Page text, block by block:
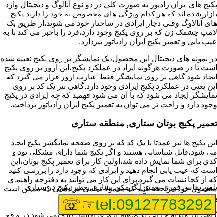
پکیج های ایران رادیور به صورت کلی در دو نوع آنالوگ و دیجیتال وارد
بازار شده اند که هر کدام ویژگی های مخصوص به خود را دارند.پکیج
های آنالاوگ وقتی دچار ایرادی در ساختار خود می شوند،از طریق یک
لامپ چشمک زن که بر روی پکیج وجود دارد،فرد را باخبر می کند تا به
عیب یابی و تعمیر پکیج ایران رادیاتور بپردازد.
در نمونه های دیجیتال این محصول،یک نمایشگر بر روی پکیج تعبیه شده
است تا در صورت هرگونه ایراد در عملکرد پکیج،این ارور بر روی پکیج
ایجاد شود.گاهی بر روی نمایشگر فقط عبارت ارور قرار می گیرد که
این یعنی در عملکرد پکیج ایرادی وجود دارد.گاهی نیز یک کد بر روی
نمایشگر ایجاد می شود که با آن می شود فهمید که چه ایرادی در پکیج
وجود دارد و راحت تر می توان به تعمیر پکیج ایران رادیاتور پرداخت.
تعمیر پکیج بوتان ستاری, منطقه ستاری
این پکیج ها نیز عمدتا با یک کد که بر روی صفحه نمایگشر پکیج ایجاد
می شود،قابل شناسایی هستند و اگر پکیج شما دارای مشکلی بود و
کدی برای شما نمایش داده شد،اولین کار برای تعمیر پکیج بوتان،این
است که عیب یابی انجام دهید و ایرادی که وجود دارد را بررسی کنید
که از کجا نشات می گیرد.برای این کار می توانید به دفترچه راهنمای
محصول خود مراجعه کنید که معمولا تمامی ایرادهایی که ممکن است
برای پکیج پیش بیاید در آن قرار گرفته است.
گاهی نیز هنگام خرابی پکیج،هیچ اروری نمایش داده نمی شود.در واقع
تلفن تماس فوریتعمیر آبگرمکن ستاری,تعمیر پکیج در ستاری
tel:09127783292
☞☏